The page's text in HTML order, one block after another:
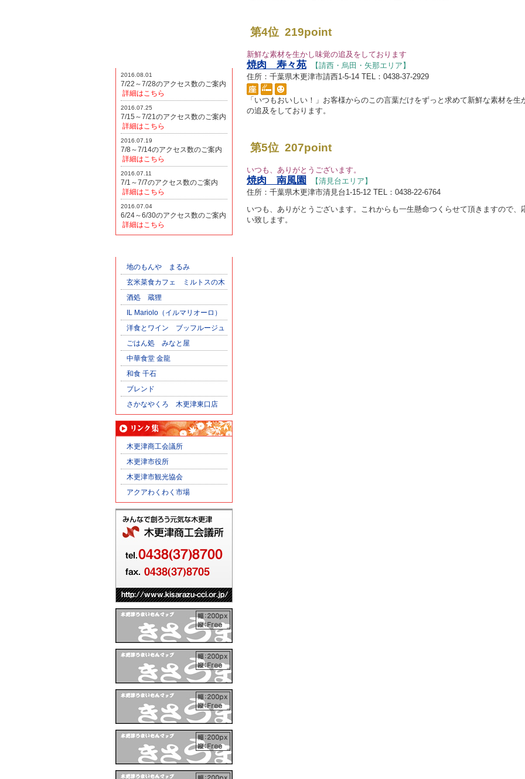
2016.08.01
7/22～7/28のアクセス数のご案内
詳細はこちら
2016.07.25
7/15～7/21のアクセス数のご案内
詳細はこちら
2016.07.19
7/8～7/14のアクセス数のご案内
詳細はこちら
2016.07.11
7/1～7/7のアクセス数のご案内
詳細はこちら
2016.07.04
6/24～6/30のアクセス数のご案内
詳細はこちら
地のもんや まるみ
玄米菜食カフェ ミルトスの木
酒処 蔵狸
IL Mariolo（イルマリオーロ）
洋食とワイン ブッフルージュ
ごはん処 みなと屋
中華食堂 金龍
和食 千石
ブレンド
さかなやくろ 木更津東口店
木更津商工会議所
木更津市役所
木更津市観光協会
アクアわくわく市場
第4位 219point
新鮮な素材を生かし味覚の追及をしております
焼肉 寿々苑
【請西・烏田・矢那エリア】
住所：千葉県木更津市請西1-5-14 TEL：0438-37-2929
「いつもおいしい！」お客様からのこの言葉だけをずっと求めて新鮮な素材を生
の追及をしております。
第5位 207point
いつも、ありがとうございます。
焼肉 南風園
【清見台エリア】
住所：千葉県木更津市清見台1-15-12 TEL：0438-22-6764
いつも、ありがとうございます。これからも一生懸命つくらせて頂きますので、
い致します。